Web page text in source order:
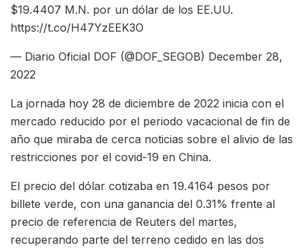
$19.4407 M.N. por un dólar de los EE.UU.
https://t.co/H47YzEEK3O
— Diario Oficial DOF (@DOF_SEGOB) December 28,
2022
La jornada hoy 28 de diciembre de 2022 inicia con el
mercado reducido por el periodo vacacional de fin de
año que miraba de cerca noticias sobre el alivio de las
restricciones por el covid-19 en China.
El precio del dólar cotizaba en 19.4164 pesos por
billete verde, con una ganancia del 0.31% frente al
precio de referencia de Reuters del martes,
recuperando parte del terreno cedido en las dos